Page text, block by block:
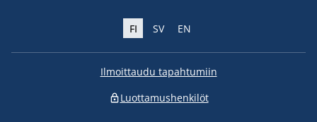
FI SV EN
Ilmoittaudu tapahtumiin
Luottamushenkilöt